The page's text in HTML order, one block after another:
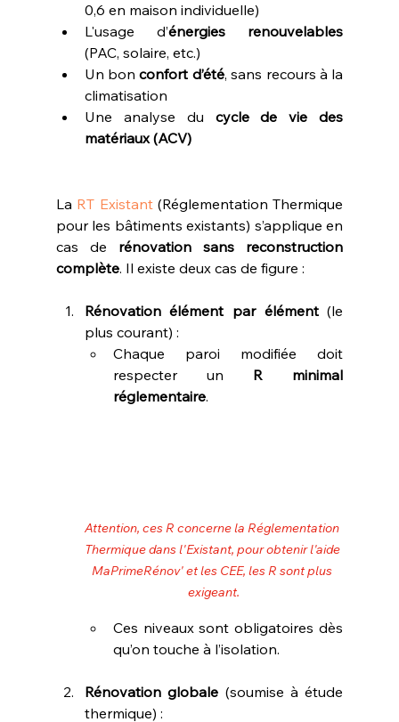
0,6 en maison individuelle)
L'usage d’énergies renouvelables
(PAC, solaire, etc.)
Un bon confort d’été, sans recours à la
climatisation
Une analyse du cycle de vie des
matériaux (ACV)
La RT Existant (Réglementation Thermique
pour les bâtiments existants) s’applique en
cas de rénovation sans reconstruction
complète. Il existe deux cas de figure :
Rénovation élément par élément (le
plus courant) :
Chaque paroi modifiée doit
respecter un R minimal
réglementaire.
Attention, ces R concerne la Réglementation
Thermique dans l'Existant, pour obtenir l'aide
MaPrimeRénov' et les CEE, les R sont plus
exigeant.
Ces niveaux sont obligatoires dès
qu’on touche à l’isolation.
Rénovation globale (soumise à étude
thermique) :